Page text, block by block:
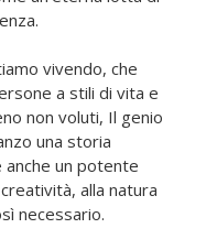
vivendo, che
a stili di vita e
non voluti, Il genio
una storia
un potente
alla natura
necessario.